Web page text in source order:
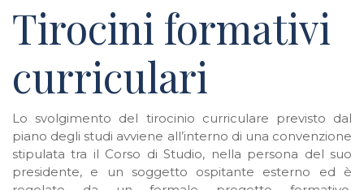
Tirocini formativi
curriculari
Lo svolgimento del tirocinio curriculare previsto dal
piano degli studi avviene all’interno di una convenzione
stipulata tra il Corso di Studio, nella persona del suo
presidente, e un soggetto ospitante esterno ed è